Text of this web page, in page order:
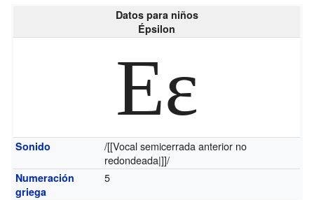
Datos para niños
Épsilon
Εε
Sonido
/[[Vocal semicerrada anterior no
redondeada|]]/
Numeración
griega
5